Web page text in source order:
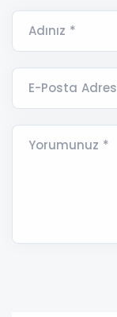
Adınız *
E-Posta
Yorumunuz *